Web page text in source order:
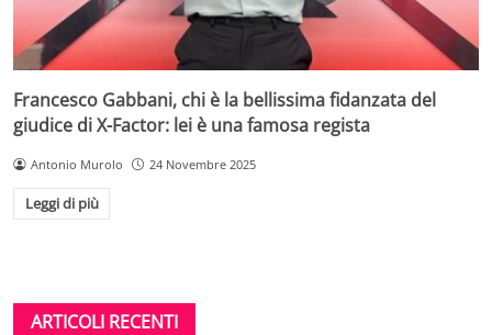
Francesco Gabbani, chi è la bellissima fidanzata del
giudice di X-Factor: lei è una famosa regista
Antonio Murolo 24 Novembre 2025
Leggi di più
ARTICOLI RECENTI